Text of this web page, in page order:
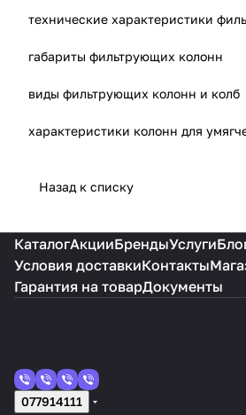
е
технические характеристики
габариты фильтрующих колонн
виды фильтрующих колонн и колб
характеристики колонн для
Назад к списку
КаталогАкцииБрендыУслуги
Условия доставкиКонтакты
Гарантия на товарДокументы
077914111